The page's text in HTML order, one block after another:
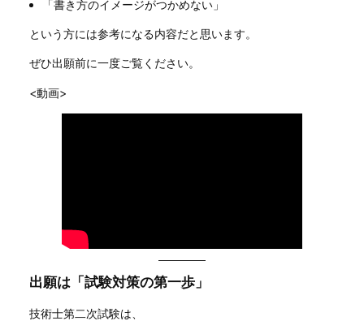
「書き方のイメージがつかめない」
という方には参考になる内容だと思います。
ぜひ出願前に一度ご覧ください。
<動画>
出願は「試験対策の第一歩」
技術士第二次試験は、